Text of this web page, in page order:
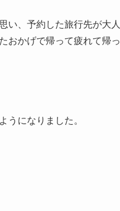
い、予約した旅行先が大人
おかげで帰って疲れて帰っ
うになりました。